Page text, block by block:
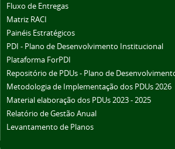
Fluxo de Entregas
Matriz RACI
Painéis Estratégicos
PDI - Plano de Desenvolvimento Institucional
Plataforma ForPDI
Repositório de PDUs - Plano de
Metodologia de Implementação dos PDUs 2026
Material elaboração dos PDUs 2023 - 2025
Relatório de Gestão Anual
Levantamento de Planos